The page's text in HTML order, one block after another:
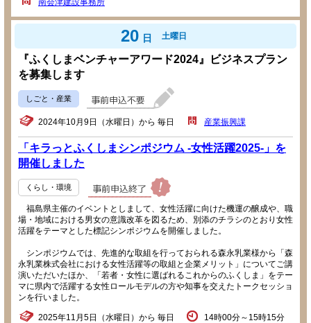
南会津建設事務所
20 日 土曜日
『ふくしまベンチャーアワード2024』ビジネスプラン
を募集します
しごと・産業
2024年10月9日（水曜日）から 毎日 産業振興課
「キラっとふくしまシンポジウム -女性活躍2025-」を
開催しました
くらし・環境
福島県主催のイベントとしまして、女性活躍に向けた機運の醸成や、職
場・地域における男女の意識改革を図るため、別添のチラシのとおり女性
活躍をテーマとした標記シンポジウムを開催しました。
シンポジウムでは、先進的な取組を行っておられる森永乳業様から「森
永乳業株式会社における女性活躍等の取組と企業メリット」についてご講
演いただいたほか、「若者・女性に選ばれるこれからのふくしま」をテー
マに県内で活躍する女性ロールモデルの方や知事を交えたトークセッショ
ンを行いました。
2025年11月5日（水曜日）から 毎日 14時00分～15時15分